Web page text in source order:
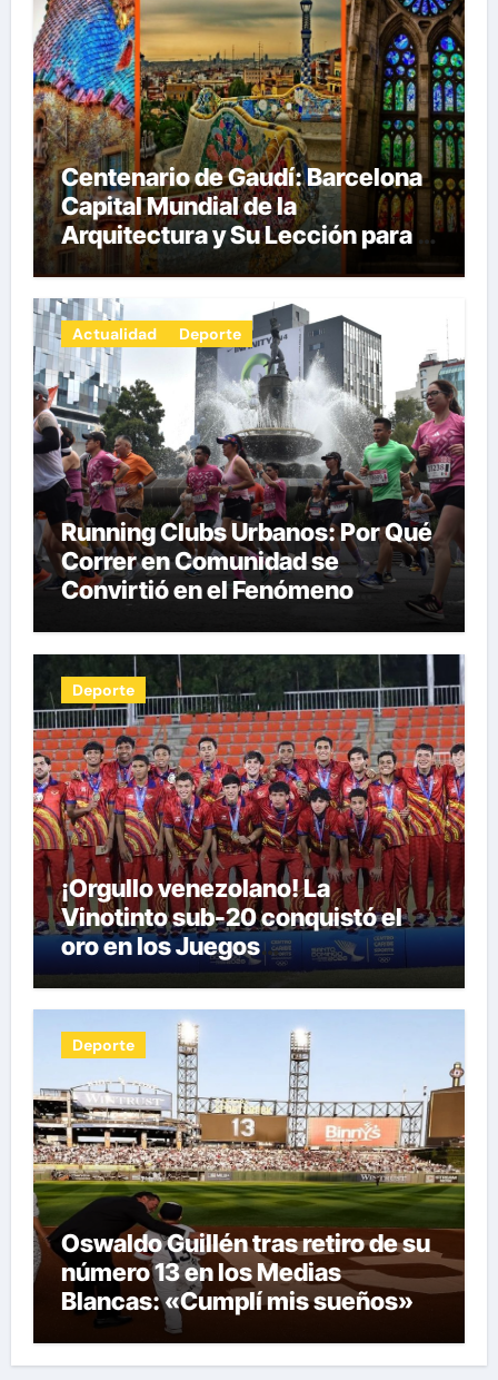
Centenario de Gaudí: Barcelona
Capital Mundial de la
Arquitectura y Su Lección para la
Innovación por Carlos Julio
Heydra Castillo
Actualidad Deporte
Running Clubs Urbanos: Por Qué
Correr en Comunidad se
Convirtió en el Fenómeno
Fitness del Siglo XXI por Herman
Pocaterra
Deporte
¡Orgullo venezolano! La
Vinotinto sub-20 conquistó el
oro en los Juegos
Centroamericanos y del Caribe
tras unos dramáticos penales
Deporte
Oswaldo Guillén tras retiro de su
número 13 en los Medias
Blancas: «Cumplí mis sueños»